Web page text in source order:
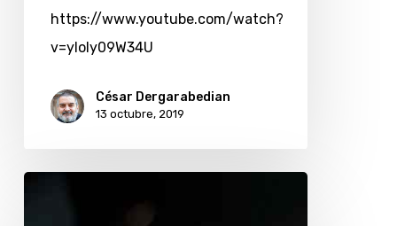
https://www.youtube.com/watch?
v=yloly09W34U
César Dergarabedian
13 octubre, 2019